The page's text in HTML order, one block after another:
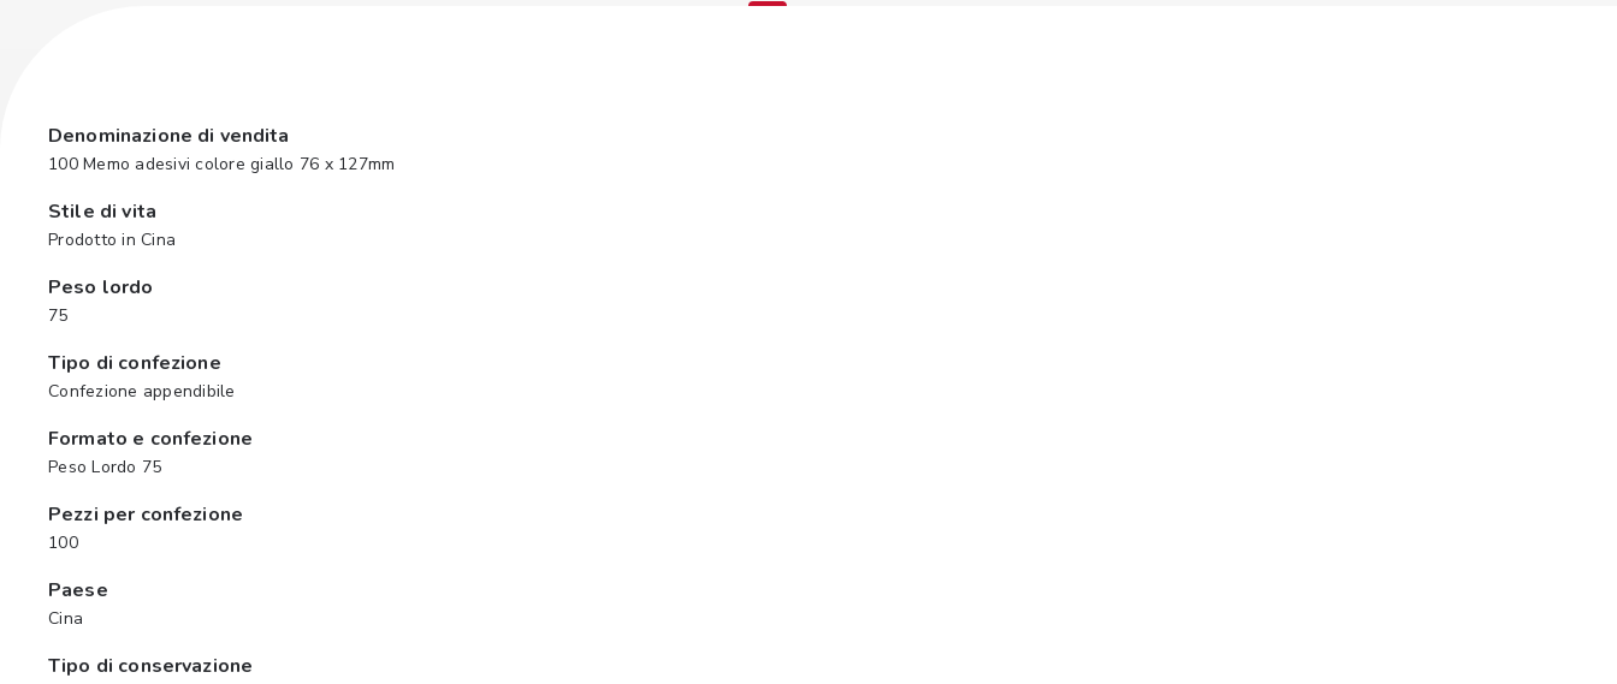
Denominazione di vendita
100 Memo adesivi colore giallo 76 x 127mm
Stile di vita
Prodotto in Cina
Peso lordo
75
Tipo di confezione
Confezione appendibile
Formato e confezione
Peso Lordo 75
Pezzi per confezione
100
Paese
Cina
Tipo di conservazione